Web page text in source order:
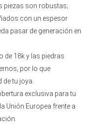
piezas son robustas;
con un espesor
pasar de generación en
de 18k y las piedras
por lo que
tu joya.
exclusiva para tu
Unión Europea frente a